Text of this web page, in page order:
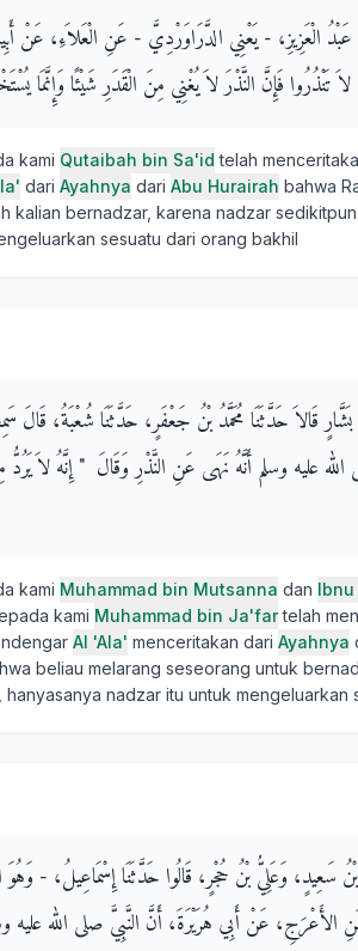
عَبْدُ الْعَزِيزِ، - يَعْنِي الدَّرَاوَرْدِيَّ - عَنِ الْعَلاَءِ، عَنْ
لاَ تَنْذُرُوا فَإِنَّ النَّذْرَ لاَ يُغْنِي مِنَ الْقَدَرِ شَيْئًا وَإِنَّمَا
kami Qutaibah bin Sa'id telah
dari Ayahnya dari Abu Hurairah bahwa
kalian bernadzar, karena nadzar
sesuatu dari orang bakhil
بَشَّارٍ قَالاَ حَدَّثَنَا مُحَمَّدُ بْنُ جَعْفَرٍ، حَدَّثَنَا شُعْبَةُ،
عليه وسلم أَنَّهُ نَهَى عَنِ النَّذْرِ وَقَالَ ‏ "‏ إِنَّهُ لاَ
kami Muhammad bin Mutsanna dan
kami Muhammad bin Ja'fartelah
Al 'Ala' menceritakan dari Ayahnya
beliau melarang seseorang untuk
nadzar itu untuk mengeluarkan
سَعِيدٍ، وَعَلِيُّ بْنُ حُجْرٍ، قَالُوا حَدَّثَنَا إِسْمَاعِيلُ، -
الأَعْرَجِ، عَنْ أَبِي هُرَيْرَةَ، أَنَّ النَّبِيَّ صلى الله عليه